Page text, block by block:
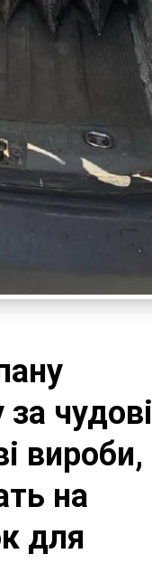
чудові
вироби,
на
для